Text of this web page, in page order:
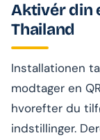
Aktivér din
Thailand
Installationen
modtager en
hvorefter du
indstillinger.